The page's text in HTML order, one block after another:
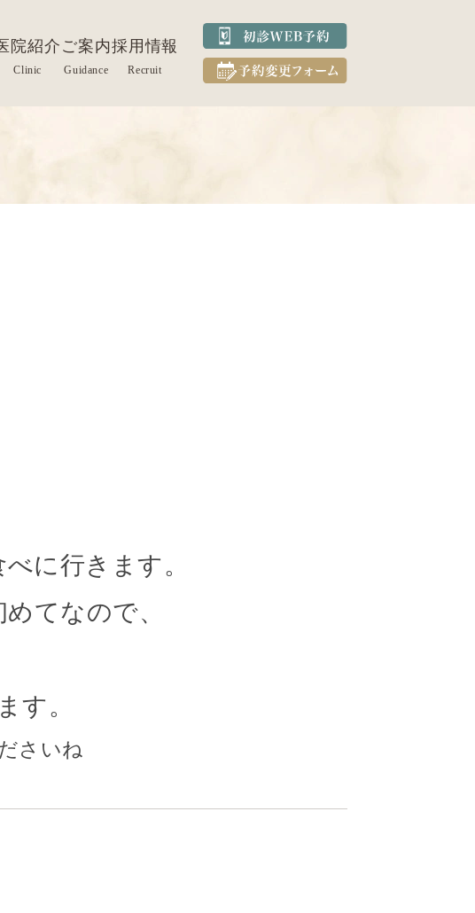
院紹介 ご案内採用情報
に行きます。
てなので、
す。
さいね